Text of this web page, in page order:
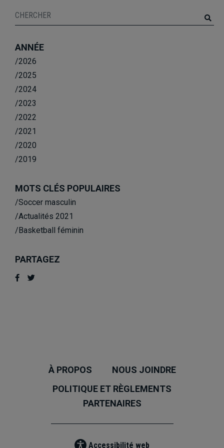
ANNÉE
/2026
/2025
/2024
/2023
/2022
/2021
/2020
/2019
MOTS CLÉS POPULAIRES
/Soccer masculin
/Actualités 2021
/Basketball féminin
PARTAGEZ
À PROPOS
NOUS JOINDRE
POLITIQUE ET RÈGLEMENTS
PARTENAIRES
Accessibilité web